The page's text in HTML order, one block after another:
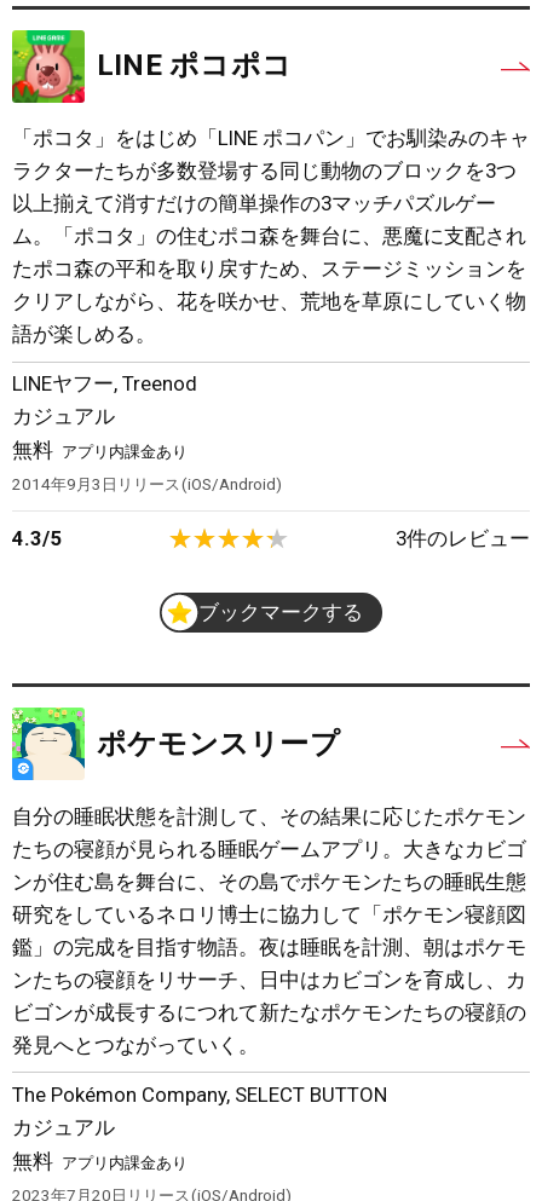
LINE ポコポコ
「ポコタ」をはじめ「LINE ポコパン」でお馴染みのキャ
ラクターたちが多数登場する同じ動物のブロックを3つ
以上揃えて消すだけの簡単操作の3マッチパズルゲー
ム。「ポコタ」の住むポコ森を舞台に、悪魔に支配され
たポコ森の平和を取り戻すため、ステージミッションを
クリアしながら、花を咲かせ、荒地を草原にしていく物
語が楽しめる。
LINEヤフー, Treenod
カジュアル
無料 アプリ内課金あり
2014年9月3日 リリース iOS/Android
4.3/5 3件のレビュー
ブックマークする
ポケモンスリープ
自分の睡眠状態を計測して、その結果に応じたポケモン
たちの寝顔が見られる睡眠ゲームアプリ。大きなカビゴ
ンが住む島を舞台に、その島でポケモンたちの睡眠生態
研究をしているネロリ博士に協力して「ポケモン寝顔図
鑑」の完成を目指す物語。夜は睡眠を計測、朝はポケモ
ンたちの寝顔をリサーチ、日中はカビゴンを育成し、カ
ビゴンが成長するにつれて新たなポケモンたちの寝顔の
発見へとつながっていく。
The Pokémon Company, SELECT BUTTON
カジュアル
無料 アプリ内課金あり
2023年7月20日 リリース iOS/Android